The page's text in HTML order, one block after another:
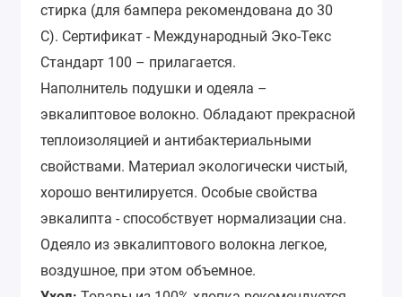
стирка (для бампера рекомендована до 30
С). Сертификат - Международный Эко-Текс
Стандарт 100 – прилагается.
Наполнитель подушки и одеяла –
эвкалиптовое волокно. Обладают прекрасной
теплоизоляцией и антибактериальными
свойствами. Материал экологически чистый,
хорошо вентилируется. Особые свойства
эвкалипта - способствует нормализации сна.
Одеяло из эвкалиптового волокна легкое,
воздушное, при этом объемное.